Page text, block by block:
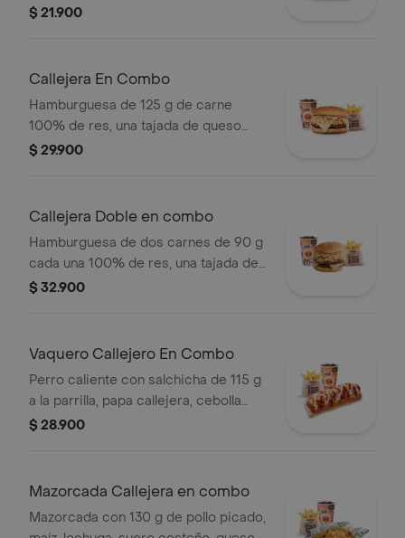
tipo mozzarella, papas callejera, salsa
$ 21.900
Callejera En Combo
Hamburguesa de 125 g de carne
100% de res, una tajada de queso
tipo mozzarella, papas callejera, salsa
+ bebida PET
$ 29.900
Callejera Doble en combo
Hamburguesa de dos carnes de 90 g
cada una 100% de res, una tajada de
queso tipo mozzarella, papas
papas Corral medianas + bebida PET
$ 32.900
Vaquero Callejero En Combo
Perro caliente con salchicha de 115 g
a la parrilla, papa callejera, cebolla
picada, salsa blanca, salsa de tomate
PET
$ 28.900
Mazorcada Callejera en combo
Mazorcada con 130 g de pollo picado,